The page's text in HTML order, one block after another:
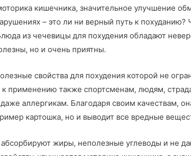
кишечника, значительное улучшение
– это ли ни верный путь к похуданию?
из чечевицы для похудения обладают
но и очень приятны.
свойства для похудения которой не
к применению также спортсменам, людям,
аллергикам. Благодаря своим качествам,
картошка, но и выводит все вредные
жиры, неполезные углеводы и не